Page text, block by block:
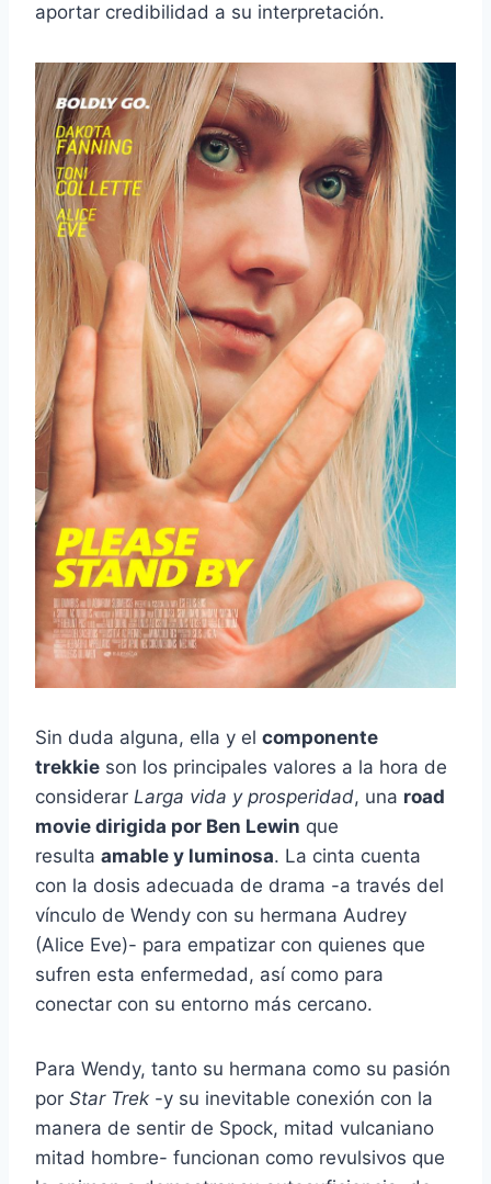
aportar credibilidad a su interpretación.
Sin duda alguna, ella y el componente
trekkie son los principales valores a la hora de
considerar Larga vida y prosperidad, una road
movie dirigida por Ben Lewin que
resulta amable y luminosa. La cinta cuenta
con la dosis adecuada de drama -a través del
vínculo de Wendy con su hermana Audrey
(Alice Eve)- para empatizar con quienes que
sufren esta enfermedad, así como para
conectar con su entorno más cercano.
Para Wendy, tanto su hermana como su pasión
por Star Trek -y su inevitable conexión con la
manera de sentir de Spock, mitad vulcaniano
mitad hombre- funcionan como revulsivos que